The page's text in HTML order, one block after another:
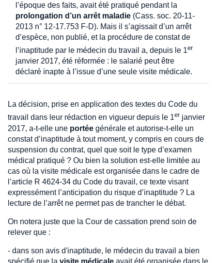
l’époque des faits, avait été pratiqué pendant la
prolongation d’un arrêt maladie (Cass. soc. 20-11-
2013 n° 12-17.753 F-D). Mais il s’agissait d’un arrêt
d’espèce, non publié, et la procédure de constat de
l’inaptitude par le médecin du travail a, depuis le 1er
janvier 2017, été réformée : le salarié peut être
déclaré inapte à l’issue d’une seule visite médicale.
La décision, prise en application des textes du Code du
travail dans leur rédaction en vigueur depuis le 1er janvier
2017, a-t-elle une portée générale et autorise-t-elle un
constat d’inaptitude à tout moment, y compris en cours de
suspension du contrat, quel que soit le type d’examen
médical pratiqué ? Ou bien la solution est-elle limitée au
cas où la visite médicale est organisée dans le cadre de
l’article R 4624-34 du Code du travail, ce texte visant
expressément l’anticipation du risque d’inaptitude ? La
lecture de l’arrêt ne permet pas de trancher le débat.
On notera juste que la Cour de cassation prend soin de
relever que :
- dans son avis d'inaptitude, le médecin du travail a bien
spécifié que la visite médicale avait été organisée dans le